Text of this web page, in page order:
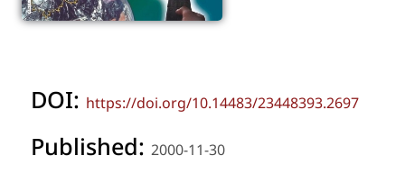
DOI: https://doi.org/10.14483/23448393.2697
Published: 2000-11-30